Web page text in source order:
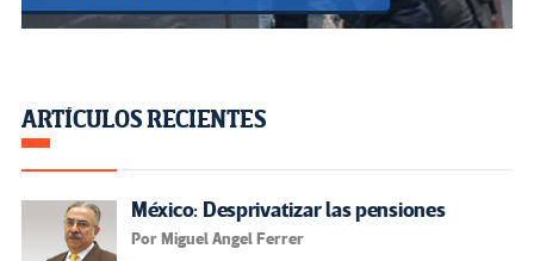
ARTÍCULOS RECIENTES
México: Desprivatizar las pensiones
Por Miguel Angel Ferrer